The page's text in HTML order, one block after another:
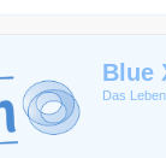
Blue
Das